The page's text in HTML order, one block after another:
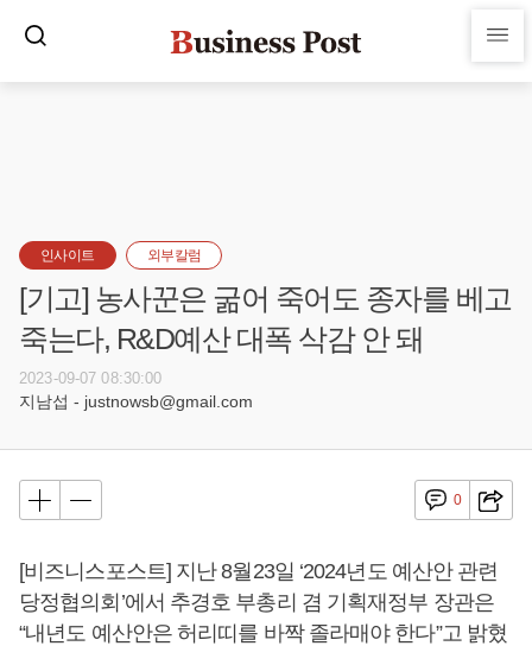
인사이트 외부칼럼
[기고] 농사꾼은 굶어 죽어도 종자를 베고
죽는다, R&D예산 대폭 삭감 안 돼
2023-09-07 08:30:00
지남섭 - justnowsb@gmail.com
0
[비즈니스포스트] 지난 8월23일 ‘2024년도 예산안 관련
당정협의회’에서 추경호 부총리 겸 기획재정부 장관은
“내년도 예산안은 허리띠를 바짝 졸라매야 한다”고 밝혔